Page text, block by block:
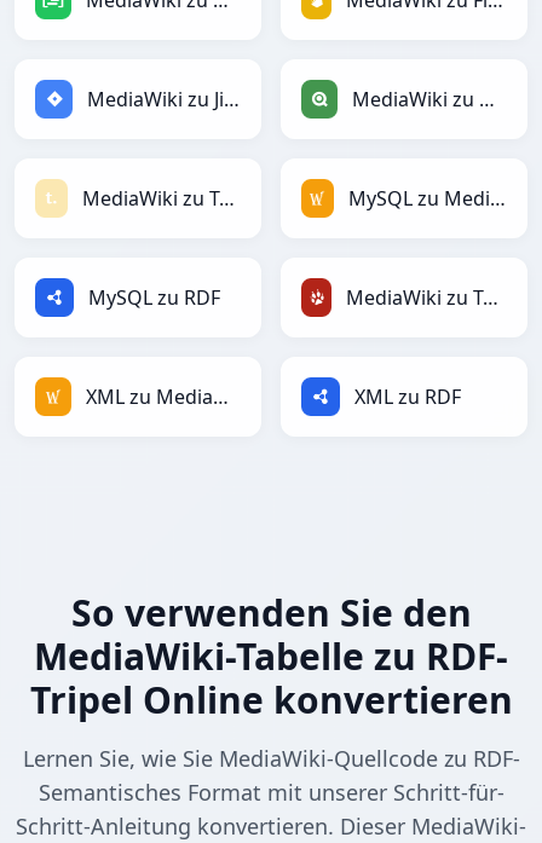
MediaWiki zu Jira MediaWiki zu Qlik
MediaWiki zu Textile MySQL zu MediaWiki
MySQL zu RDF MediaWiki zu TracWiki
XML zu MediaWiki XML zu RDF
So verwenden Sie den
MediaWiki-Tabelle zu RDF-
Tripel Online konvertieren
Lernen Sie, wie Sie MediaWiki-Quellcode zu RDF-
Semantisches Format mit unserer Schritt-für-
Schritt-Anleitung konvertieren. Dieser MediaWiki-